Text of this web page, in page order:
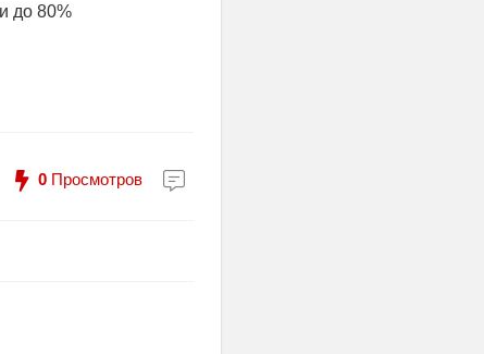
до 80%
0 Просмотров